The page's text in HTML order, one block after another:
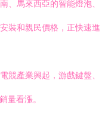
、馬來西亞的智能燈泡、
裝和親民價格，正快速進
競產業興起，游戲鍵盤、
量看漲。